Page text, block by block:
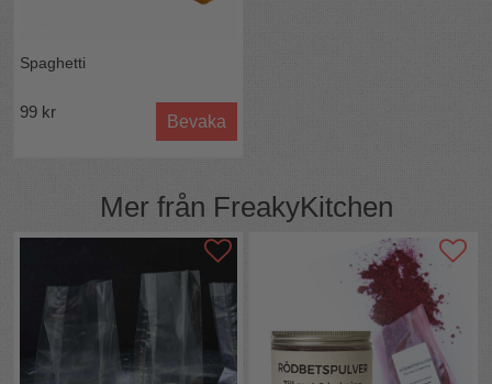
Spaghetti
99 kr
Bevaka
Mer från FreakyKitchen